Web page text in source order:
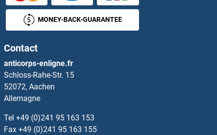
FABP7 Anticorps
FACT complex subunit SPT16 Anticorps
Factor 12 Heavy Chain Anticorps
Factor VII Anticorps
Factor VIII Anticorps
Factor Xa Anticorps
MONEY-BACK-GUARANTEE
Contact
anticorps-enligne.fr
Schloss-Rahe-Str. 15
52072, Aachen
Allemagne
Tel +49 (0)241 95 163 153
Fax +49 (0)241 95 163 155